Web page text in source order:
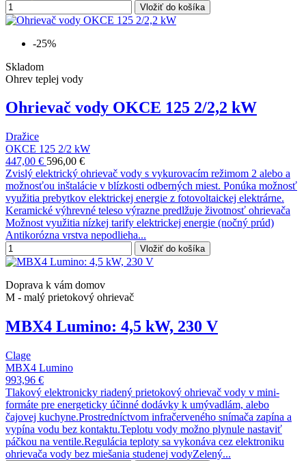
Vložiť do košíka
-25%
Skladom
Ohrev teplej vody
Ohrievač vody OKCE 125 2/2,2 kW
Dražice
OKCE 125 2/2 kW
447,00 € 596,00 €
Zvislý elektrický ohrievač vody s vykurovacím režimom 2 alebo a
možnosťou inštalácie v blízkosti odberných miest. Ponúka možnosť
využitia prebytkov elektrickej energie z fotovoltaickej elektrárne.
Keramické výhrevné teleso výrazne predlžuje životnosť ohrievača
Možnost využitia nízkej tarify elektrickej energie (nočný prúd)
Antikorózna vrstva nepodlieha...
Vložiť do košíka
Doprava k vám domov
M - malý prietokový ohrievač
MBX4 Lumino: 4,5 kW, 230 V
Clage
MBX4 Lumino
993,96 €
Tlakový elektronicky riadený prietokový ohrievač vody v mini-
formáte pre energeticky účinné dodávky k umývadlám, alebo
čajovej kuchyne.Prostredníctvom infračerveného snímača zapína a
vypína vodu bez kontaktu.Teplotu vody možno plynule nastaviť
páčkou na ventile.Regulácia teploty sa vykonáva cez elektroniku
ohrievača vody bez miešania studenej vodyZelený...